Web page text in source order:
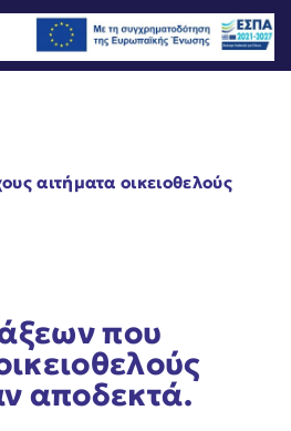
αιτήματα οικειοθελούς
που
αποδεκτά.